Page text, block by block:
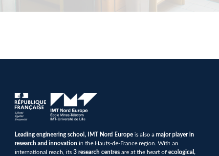
Leading engineering school, IMT Nord Europe is also a major player in
research and innovation in the Hauts-de-France region. With an
international reach, its 3 research centres are at the heart of ecological,